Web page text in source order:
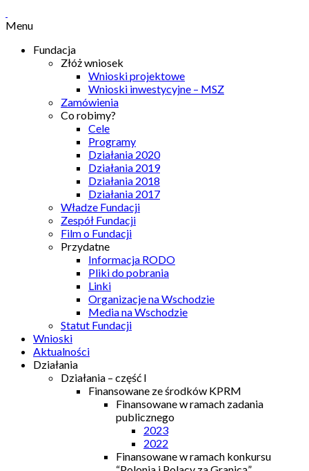
Menu
Fundacja
Złóż wniosek
Wnioski projektowe
Wnioski inwestycyjne – MSZ
Zamówienia
Co robimy?
Cele
Programy
Działania 2020
Działania 2019
Działania 2018
Działania 2017
Władze Fundacji
Zespół Fundacji
Film o Fundacji
Przydatne
Informacja RODO
Pliki do pobrania
Linki
Organizacje na Wschodzie
Media na Wschodzie
Statut Fundacji
Wnioski
Aktualności
Działania
Działania – część I
Finansowane ze środków KPRM
Finansowane w ramach zadania
publicznego
2023
2022
Finansowane w ramach konkursu